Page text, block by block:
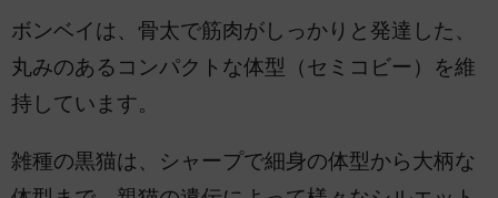
ボンベイは、骨太で筋肉がしっかりと発達した、
丸みのあるコンパクトな体型（セミコビー）を維
持しています。
雑種の黒猫は、シャープで細身の体型から大柄な